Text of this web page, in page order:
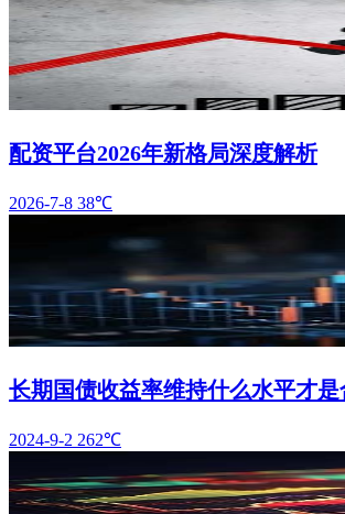
配资平台2026年新格局深度解析
2026-7-8 38℃
长期国债收益率维持什么水平才是
2024-9-2 262℃